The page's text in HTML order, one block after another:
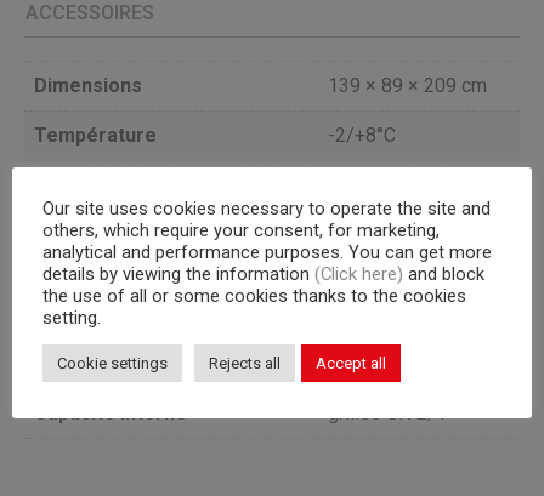
ACCESSOIRES
Dimensions 139 × 89 × 209 cm
Température -2/+8°C
Portes 4 1/2
Groupe frogorifique a bordo
Version
NORMALE
Capacité interne grilles GN 2/1
Our site uses cookies necessary to operate the site and
others, which require your consent, for marketing,
analytical and performance purposes. You can get more
details by viewing the information (Click here) and block
the use of all or some cookies thanks to the cookies
setting.
Cookie settings Rejects all Accept all